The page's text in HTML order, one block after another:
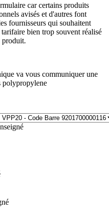
car certains produits
avisés et d'autres font
fournisseurs qui souhaitent
bien trop souvent réalisé
produit.
va vous communiquer une
polypropylene